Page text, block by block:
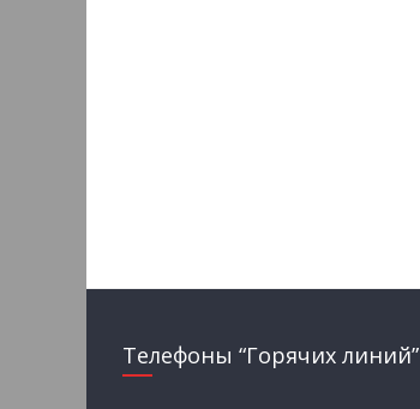
Телефоны “Горячих линий”